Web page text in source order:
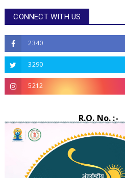
CONNECT WITH US
2340
3290
5212
R.O. No. :-